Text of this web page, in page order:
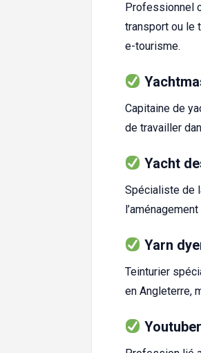
Professionnel
transport ou le
e-tourisme.
Capitaine de
de travailler
Yacht
Spécialiste de
Yarn
Teinturier
en Angleterre,